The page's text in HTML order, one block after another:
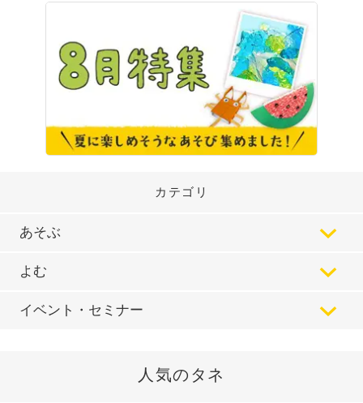
カテゴリ
あそぶ
よむ
イベント・セミナー
人気のタネ